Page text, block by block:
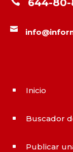

^ Inicio
^ Buscador
^ Publicar